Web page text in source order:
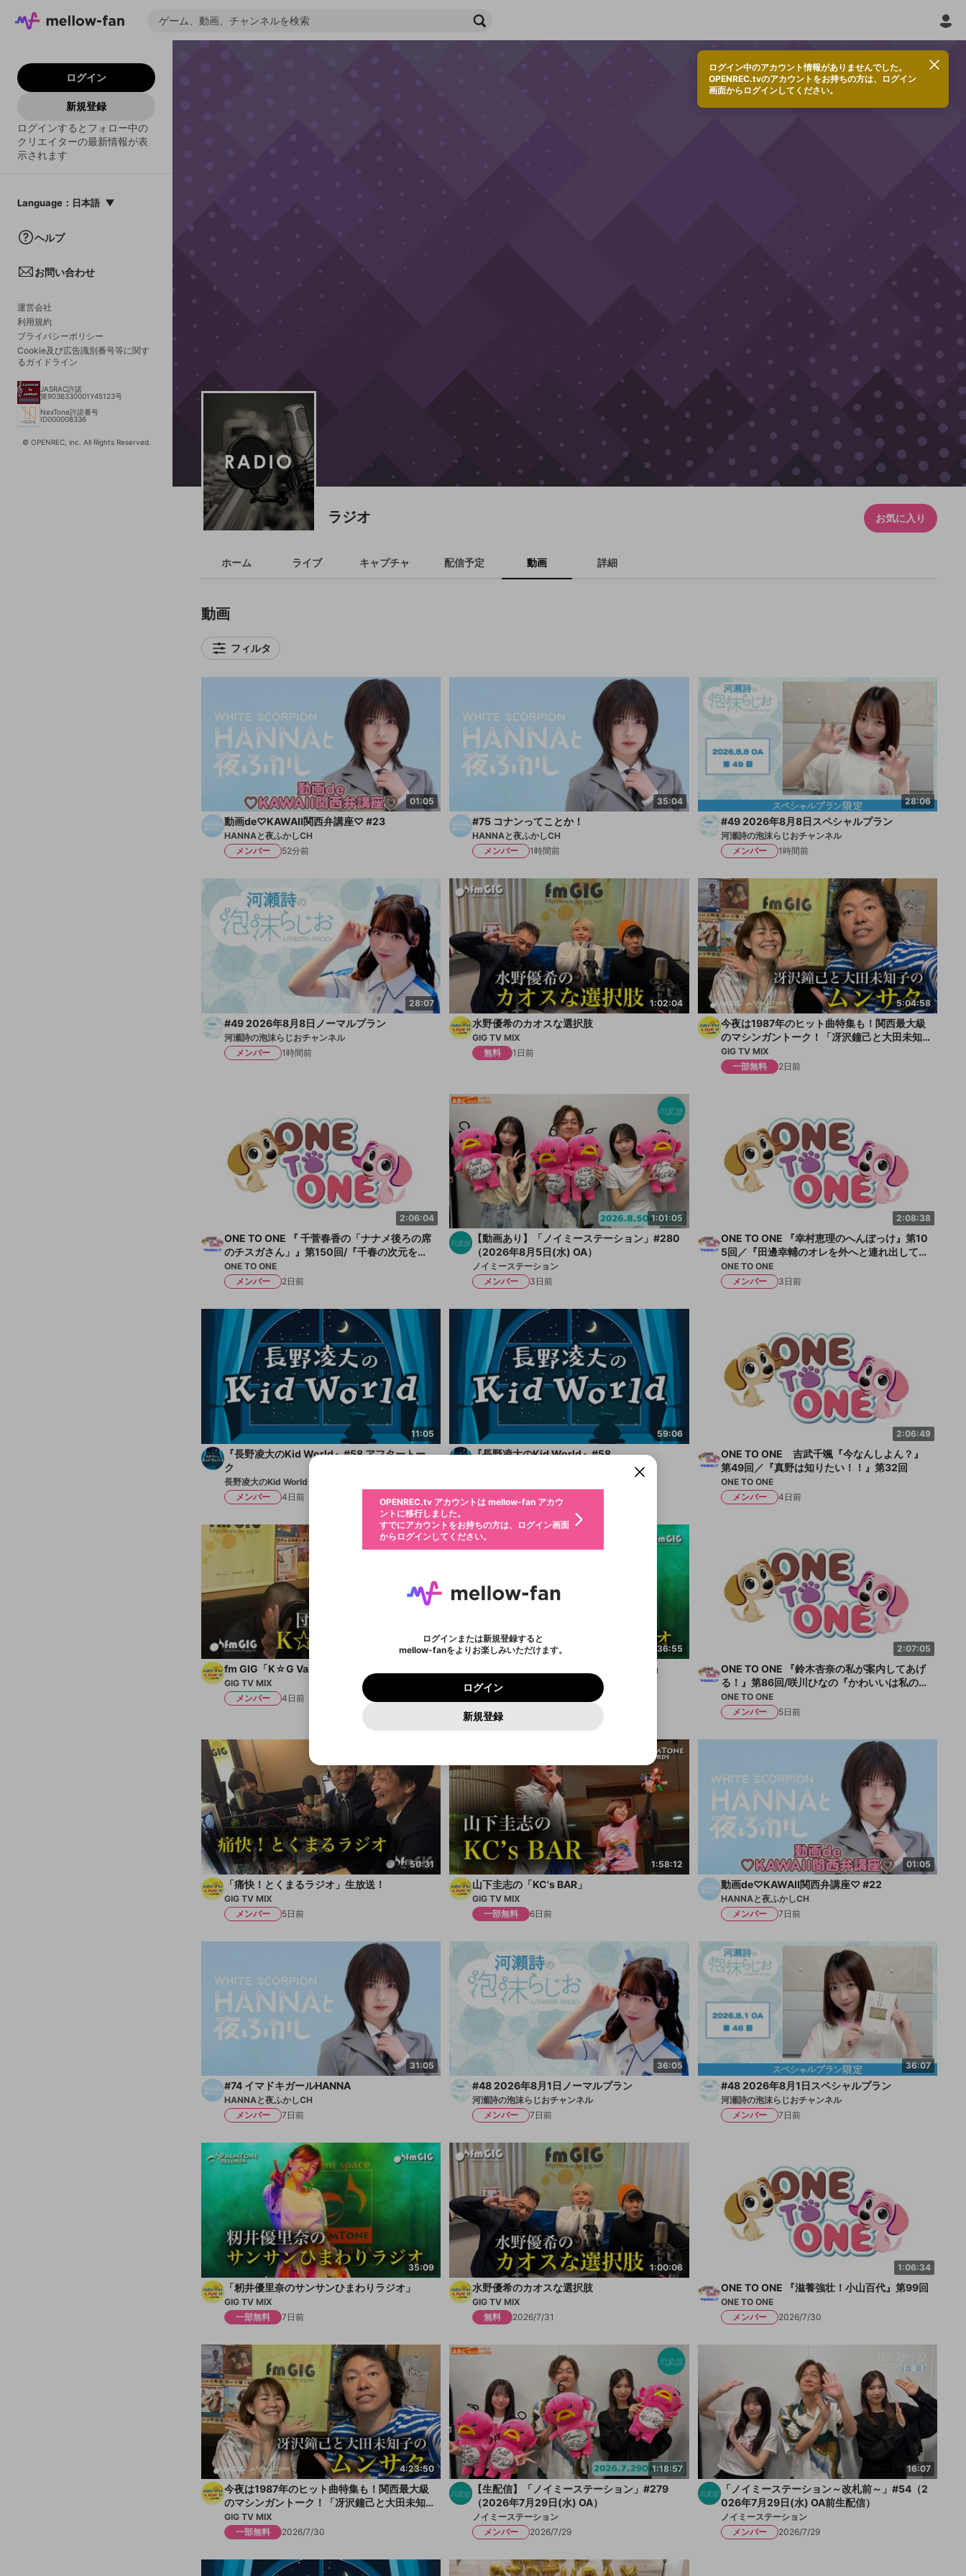
検索履歴をすべて削除しますか？
いいえ はい
ログイン
新規登録
ログインするとフォロー中の
クリエイターの最新情報が表
示されます
Language ： 日本語
中文(簡体)
ヘルプ
お問い合わせ
運営会社
利用規約
プライバシーポリシー
Cookie及び広告識別番号等に関す
るガイドライン
JASRAC許諾
第9036330001Y45123号
NexTone許諾番号
ID000008336
© OPENREC, inc. All Rights Reserved.
ログイン中のアカウント情報がありませんでした。
OPENREC.tvのアカウントをお持ちの方は、ログイン
画面からログインしてください。
ラジオ お気に入り
ホーム ライブ キャプチャ 配信予定 動画 詳細
動画
フィルタ
01:05
動画de♡KAWAII関西弁講座♡ #23
HANNAと夜ふかしCH
メンバー
52分前
35:04
#75 コナンってことか！
HANNAと夜ふかしCH
メンバー
1時間前
28:06
#49 2026年8月8日スペシャルプラン
河瀬詩の泡沫らじおチャンネル
メンバー
1時間前
28:07
#49 2026年8月8日ノーマルプラン
河瀬詩の泡沫らじおチャンネル
メンバー
1時間前
1:02:04
水野優希のカオスな選択肢
GIG TV MIX
無料
1日前
5:04:58
今夜は1987年のヒット曲特集も！関西最大級
のマシンガントーク！「冴沢鐘己と大田未知
子のムンサタ」
GIG TV MIX
一部無料
2日前
2:06:04
ONE TO ONE 『 千菅春香の「ナナメ後ろの席
のチスガさん」』第150回/『千春の次元をこ
えたる！』第69回
ONE TO ONE
メンバー
2日前
1:01:05
【動画あり】「ノイミーステーション」#280
（2026年8月5日(水) OA）
ノイミーステーション
メンバー
3日前
2:08:38
ONE TO ONE 『幸村恵理のへんぼっけ』第10
5回／『田邊幸輔のオレを外へと連れ出して』
第69回
ONE TO ONE
メンバー
3日前
11:05
『長野凌大のKid World』#58 アフタートー
ク
長野凌大のKid World
メンバー
4日前
59:06
『長野凌大のKid World』#58
2:06:49
ONE TO ONE 吉武千颯『今なんしよん？』
第49回／『真野は知りたい！！』第32回
ONE TO ONE
メンバー
4日前
1:39:00
fm GIG「K☆G Vai-Pass」2元生放送
GIG TV MIX
メンバー
4日前
36:55
「籾井優里奈のサンサンひまわりラジオ」
GIG TV MIX
2:07:05
ONE TO ONE 『鈴木杏奈の私が案内してあげ
る！』第86回/咲川ひなの『かわいいは私の中
にあり!!』第29回
ONE TO ONE
メンバー
5日前
50:31
「痛快！とくまるラジオ」生放送！
GIG TV MIX
メンバー
5日前
1:58:12
山下圭志の「KC's BAR」
GIG TV MIX
一部無料
6日前
01:05
動画de♡KAWAII関西弁講座♡ #22
HANNAと夜ふかしCH
メンバー
7日前
31:05
#74 イマドキガールHANNA
HANNAと夜ふかしCH
メンバー
7日前
36:05
#48 2026年8月1日ノーマルプラン
河瀬詩の泡沫らじおチャンネル
メンバー
7日前
36:07
#48 2026年8月1日スペシャルプラン
河瀬詩の泡沫らじおチャンネル
メンバー
7日前
35:09
「籾井優里奈のサンサンひまわりラジオ」
GIG TV MIX
一部無料
7日前
1:00:06
水野優希のカオスな選択肢
GIG TV MIX
無料
2026/7/31
1:06:34
ONE TO ONE 『滋養強壮！小山百代』第99回
ONE TO ONE
メンバー
2026/7/30
4:23:50
今夜は1987年のヒット曲特集も！関西最大級
のマシンガントーク！「冴沢鐘己と大田未知
子のムンサタ」
GIG TV MIX
一部無料
2026/7/30
1:18:57
【生配信】「ノイミーステーション」#279
（2026年7月29日(水) OA）
ノイミーステーション
メンバー
2026/7/29
16:07
「ノイミーステーション～改札前～」#54（2
026年7月29日(水) OA前生配信）
ノイミーステーション
メンバー
2026/7/29
ポイントが不足しています
ご確認ください
利用規約とプライバシーポリシーが更新されました。
サービスを利用するには変更後の内容をご確認いただ
利用規約を確認しました。
プライバシーポリシーを確認しました。
確認しました
OPENREC.tv アカウントは mellow-fan アカウ
ントに移行しました。
新規登録
メールアドレスで新規登録
または
Google
Yahoo! JAPAN
Appleでサインアップ
mellow-fanの利用規約・プライバシーポリシー・外部サービ
スとのID連携に関する同意事項に同意頂いた上で、次にお進み
ください
新規登録
@
進みください。
アカウント作成
mellow-fanからのお得な情報をメールで受け取
る
OPENREC.tvアカウントはmellow-fanアカウン
トに統合しました。
ログイン
メールアドレスでログイン
または
Google
Yahoo! JAPAN
Appleでサインイン
mellow-fanの利用規約・プライバシーポリシー・外部サービ
スとのID連携に関する同意事項に同意頂いた上で、次にお進み
ください
ログイン
ログイン
パスワードを忘れた方はこちら
アカウントをお持ちですか？アカウントを作成する
OPENREC.tv アカウントは mellow-fan アカウ
ントに移行しました。
すでにアカウントをお持ちの方は、ログイン画面
からログインしてください。
ログインまたは新規登録すると
mellow-fanをよりお楽しみいただけます。
ログイン
新規登録
登録したメールアドレスを入力し、送信してください。
再設定する
入力していただいたメールアドレス
に、パスワード再設定用URLを記載
確認ください
OK
パーソナルデータの登録
年
生年月は登録後に変更できません。
お住まいの地域
ご登録いただいた情報はサービスの向上を目的として
使用いたします。
一部サービスをご利用いただくには、生年月の登録が
必要です。
登録
あとで登録
認証コードの入力
ール記載の6桁の認証コードを入力してください。
及びcs.openrec.co.jpドメイン）が受信拒否設定に含まれて
いないかご確認ください。
入力
セッションの有効期限が切れたた
不適切なユーザーとして報告します
か？
問題を選択してください
わいせつな表現
著作権の侵害
なりすまし行為
ねずみ講やマルチ商法
誤解を招く配信設定
ゲームの録画禁止区域の配信
改造版・海賊版ソフトの配信
政治的・宗教的・人種的な内容
報告された問題については、利用規約に違反しているかどうか
をスタッフが確認します。この機能をむやみに使用すること
は、利用規約違反になります。
送信
サブスクシェア
限定コミュニティ参加方法
Discordアカウントをお持ちでない方
Discordアカウントを作成
Discordは第三者が提供するコミュニティーサービスで、mellow-
fanとは関わりがありません。Discordに関してのお問い合わせには
お答えすることができません。Discordの仕様変更により、限定コ
ミュニティ特典の提供が終了する可能性がありますが、その際の補
外部サービスとのID連携に関する同意事項
Discordとは？ Discordに参加する